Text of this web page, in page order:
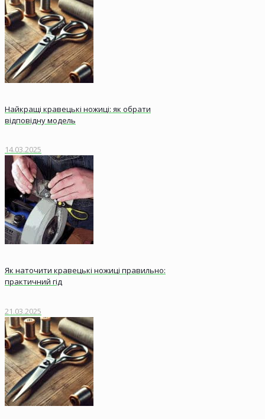
Найкращі кравецькі ножиці: як обрати
відповідну модель
14.03.2025
Як наточити кравецькі ножиці правильно:
практичний гід
21.03.2025